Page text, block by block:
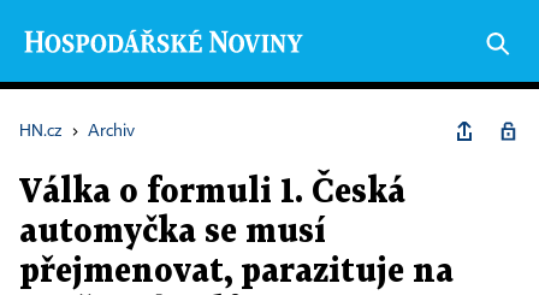
HN.cz › Archiv
Válka o formuli 1. Česká
automyčka se musí
přejmenovat, parazituje na